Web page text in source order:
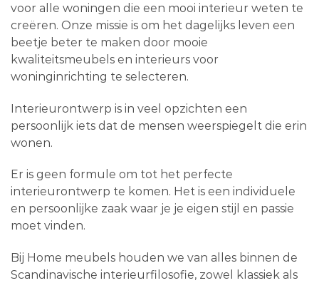
voor alle woningen die een mooi interieur weten te
creëren. Onze missie is om het dagelijks leven een
beetje beter te maken door mooie
kwaliteitsmeubels en interieurs voor
woninginrichting te selecteren.
Interieurontwerp is in veel opzichten een
persoonlijk iets dat de mensen weerspiegelt die erin
wonen.
Er is geen formule om tot het perfecte
interieurontwerp te komen. Het is een individuele
en persoonlijke zaak waar je je eigen stijl en passie
moet vinden.
Bij Home meubels houden we van alles binnen de
Scandinavische interieurfilosofie, zowel klassiek als